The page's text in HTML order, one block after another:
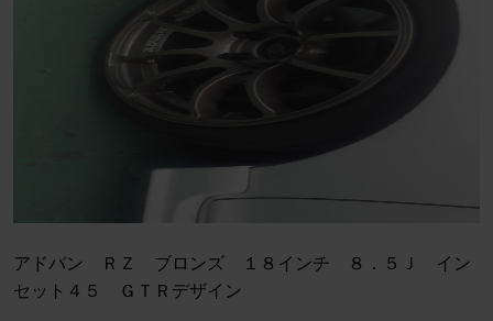
アドバン ＲＺ ブロンズ １８インチ ８．５Ｊ イン
セット４５ ＧＴＲデザイン